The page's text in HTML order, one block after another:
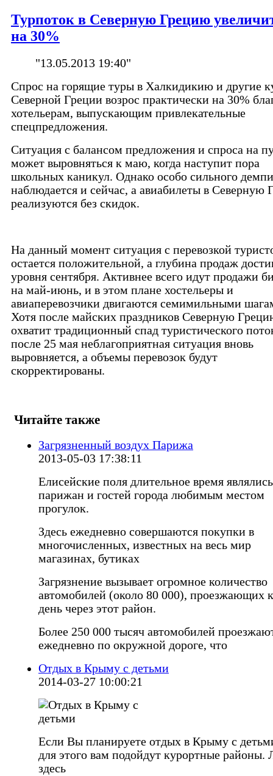
Турпоток в Северную Грецию
на 30%
"13.05.2013 19:40"
Спрос на горящие туры в Халкидикию и другие
Северной Греции возрос практически на 30%
хотельерам, выпускающим привлекательные
спецпредложения.
Ситуация с балансом предложения и спроса на
может выровняться к маю, когда наступит пора
школьных каникул. Однако особо сильного
наблюдается и сейчас, а авиабилеты в Северную
реализуются без скидок.
На данный момент ситуация с перевозкой
остается положительной, а глубина продаж
уровня сентября. Активнее всего идут продажи
на май-июнь, и в этом плане хостельеры и
авиаперевозчики двигаются семимильными
Хотя после майских праздников Северную
охватит традиционный спад туристического
после 25 мая неблагоприятная ситуация вновь
выровняется, а объемы перевозок будут
скорректированы.
Читайте также
Загрязненный воздух Парижа
2013-05-03 17:38:11
Елисейские поля длительное время
парижан и гостей города любимым местом
прогулок.
Здесь ежедневно совершаются покупки в
многочисленных, известных на весь мир
магазинах, бутиках
Загрязнение вызывает огромное количество
автомобилей (около 80 000), проезжающих
день через этот район.
Более 250 000 тысяч автомобилей
ежедневно по окружной дороге, что
Отдых в Крыму с детьми
2014-03-27 10:00:21
Если Вы планируете отдых в Крыму с
для этого вам подойдут курортные районы.
здесь